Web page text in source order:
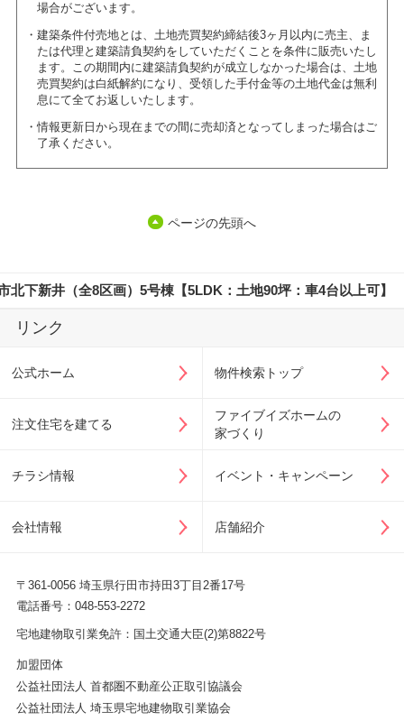
場合がございます。
建築条件付売地とは、土地売買契約締結後3ヶ月以内に売主、ま
たは代理と建築請負契約をしていただくことを条件に販売いたし
ます。この期間内に建築請負契約が成立しなかった場合は、土地
売買契約は白紙解約になり、受領した手付金等の土地代金は無利
息にて全てお返しいたします。
情報更新日から現在までの間に売却済となってしまった場合はご
了承ください。
ページの先頭へ
北下新井（全8区画）5号棟【5LDK：土地90坪：車4台以上可】
リンク
公式ホーム 物件検索トップ
注文住宅を建てる
ファイブイズホームの
家づくり
チラシ情報 イベント・キャンペーン
会社情報 店舗紹介
〒361-0056 埼玉県行田市持田3丁目2番17号
電話番号：048-553-2272
宅地建物取引業免許：国土交通大臣(2)第8822号
加盟団体
公益社団法人 首都圏不動産公正取引協議会
公益社団法人 埼玉県宅地建物取引業協会